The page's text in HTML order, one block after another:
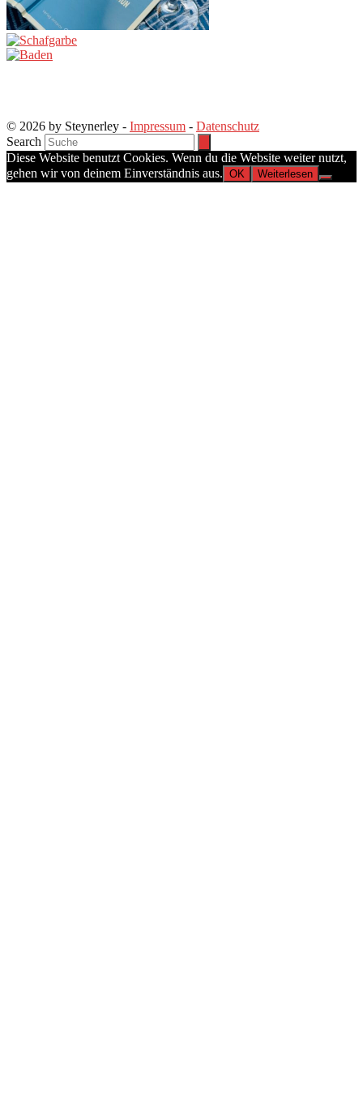
© 2026 by Steynerley - Impressum - Datenschutz
Search
Diese Website benutzt Cookies. Wenn du die Website weiter nutzt,
gehen wir von deinem Einverständnis aus. OK Weiterlesen